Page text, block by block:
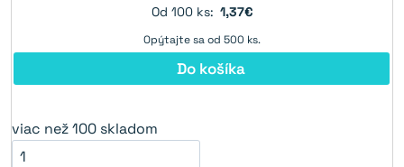
Od 100 ks: 1,37€
Opýtajte sa od 500 ks.
Do košíka
viac než 100 skladom